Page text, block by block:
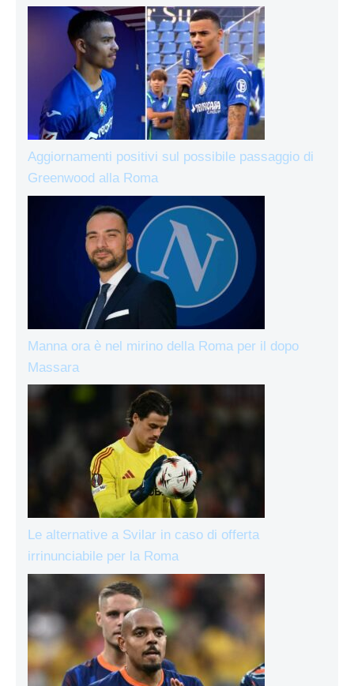
Aggiornamenti positivi sul possibile passaggio di
Greenwood alla Roma
Manna ora è nel mirino della Roma per il dopo
Massara
Le alternative a Svilar in caso di offerta
irrinunciabile per la Roma